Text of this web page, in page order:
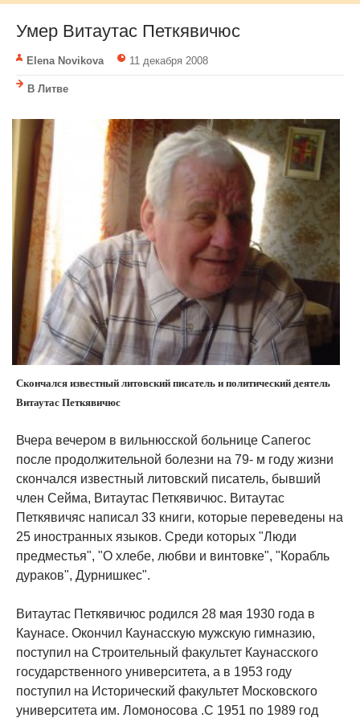
Умер Витаутас Петкявичюс
Elena Novikova 11 декабря 2008
В Литве
Скончался известный литовский писатель и политический деятель
Витаутас Петкявичюс
Вчера вечером в вильнюсской больнице Сапегос
после продолжительной болезни на 79- м году жизни
скончался известный литовский писатель, бывший
член Сейма, Витаутас Петкявичюс. Витаутас
Петкявичяс написал 33 книги, которые переведены на
25 иностранных языков. Среди которых "Люди
предместья", "О хлебе, любви и винтовке", "Корабль
дураков", Дурнишкес".
Витаутас Петкявичюс родился 28 мая 1930 года в
Каунасе. Окончил Каунасскую мужскую гимназию,
поступил на Строительный факультет Каунасского
государственного университета, а в 1953 году
поступил на Исторический факультет Московского
университета им. Ломоносова .С 1951 по 1989 год